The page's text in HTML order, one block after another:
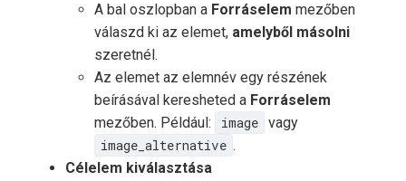
A bal oszlopban a Forráselem mezőben
válaszd ki az elemet, amelyből másolni
szeretnél.
Az elemet az elemnév egy részének
beírásával keresheted a Forráselem
mezőben. Például:
image vagy
image_alternative .
Célelem kiválasztása